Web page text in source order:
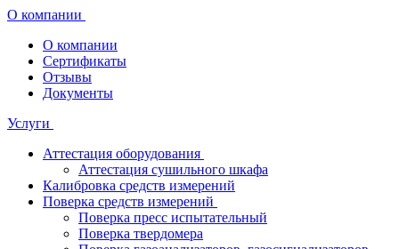
О компании
О компании
Сертификаты
Отзывы
Документы
Услуги
Аттестация оборудования
Аттестация сушильного шкафа
Калибровка средств измерений
Поверка средств измерений
Поверка пресс испытательный
Поверка твердомера